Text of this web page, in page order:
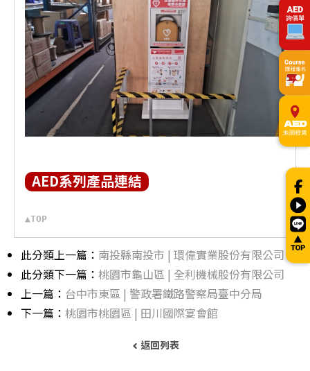
AED系列產品連結
▲TOP
此分類上一篇： 南投縣南投市 | 環偉實業股份有限公司
此分類下一篇： 桃園市龜山區 | 全利機械股份有限公司
上一篇： 台中市東區 | 警政署鐵路警察局臺中分局
下一篇： 桃園市桃園區 | 田川國際宴會館
返回列表